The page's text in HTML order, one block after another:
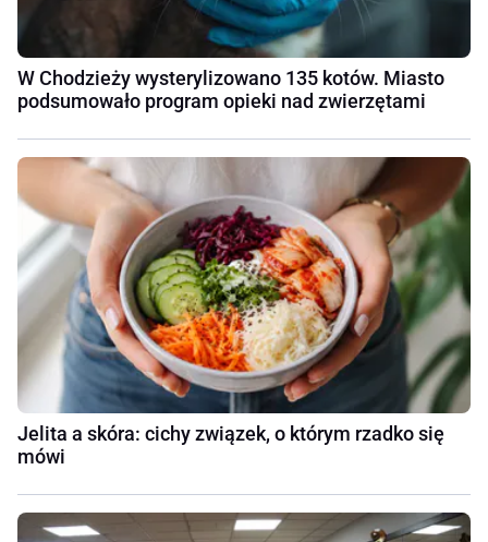
W Chodzieży wysterylizowano 135 kotów. Miasto
podsumowało program opieki nad zwierzętami
Jelita a skóra: cichy związek, o którym rzadko się
mówi